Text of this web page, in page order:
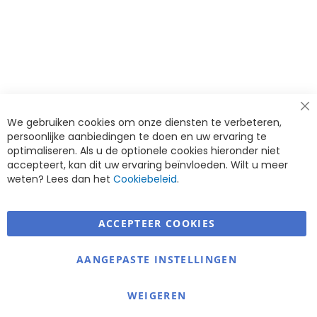
Warmerdam Revalidatie Service
Informatie
We gebruiken cookies om onze diensten te verbeteren,
persoonlijke aanbiedingen te doen en uw ervaring te
optimaliseren. Als u de optionele cookies hieronder niet
accepteert, kan dit uw ervaring beïnvloeden. Wilt u meer
weten? Lees dan het Cookiebeleid.
ACCEPTEER COOKIES
AANGEPASTE INSTELLINGEN
WEIGEREN